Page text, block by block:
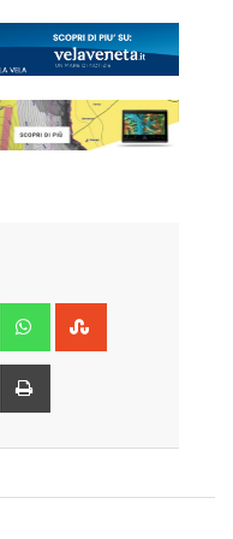
LinkedIn Whatsapp
Share